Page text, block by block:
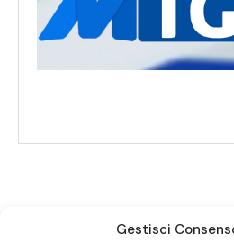
Gestisci